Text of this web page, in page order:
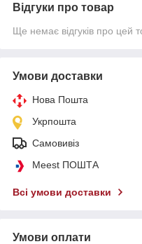
Відгуки про товар
Ще немає відгуків про цей
Умови доставки
Нова Пошта
Укрпошта
Самовивіз
Meest ПОШТА
Всі умови доставки
Умови оплати